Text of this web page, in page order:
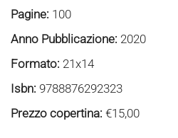
Pagine: 100
Anno Pubblicazione: 2020
Formato: 21x14
Isbn: 9788876292323
Prezzo copertina: €15,00